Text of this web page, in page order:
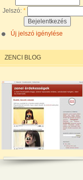
Jelszó: *
Új jelszó igénylése
ZENCI BLOG